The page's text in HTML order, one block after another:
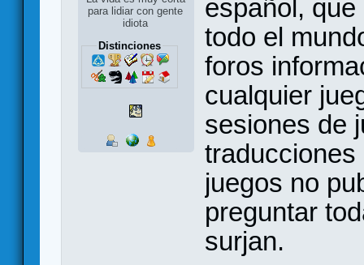
para lidiar con gente
idiota
Distinciones
español,
todo el
foros
cualquier
sesiones de
juegos no
preguntar
surjan.